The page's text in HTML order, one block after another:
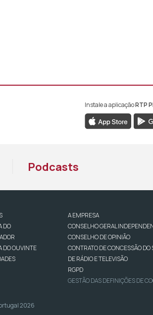
Facebook da RTP África
Instagram da RTP
ao YouTube da RTP
Instale a aplicaçãoRTP
Podcasts
DO
DO OUVINTE
A EMPRESA
CONSELHO GERAL
CONSELHO DE OPINIÃO
CONTRATO DE CONCESSÃO DO
DE RÁDIO E TELEVISÃO
RGPD
GESTÃO DAS DEFINIÇÕES DE
2026